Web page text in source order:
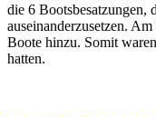
die 6 Bootsbesatzungen,
auseinanderzusetzen.
Boote hinzu. Somit
hatten.